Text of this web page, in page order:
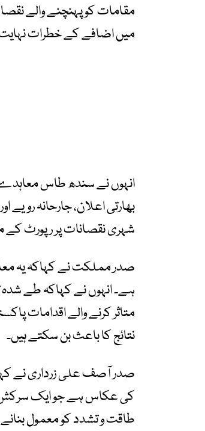
مقامات کو پہنچنے والے
میں اضافے کے خطرات
انہوں نے سندھ طاس
بھارتی اعلان، جارحانہ
شہری نقصانات پر رپورٹ کے
صدر مملکت نے کہاکہ یہ
ہے۔ انہوں نے کہاکہ طے شدہ
متاثر کرنے والے اقدامات
نتائج کا باعث بن سکتے ہیں۔
صدر آصف علی زرداری نے
کی عکاس ہے جو ایک سرکش
طاقت و تشدد کو معمول